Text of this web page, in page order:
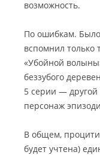
возможность.
По ошибкам.
вспомнил только
«Убойной
беззубого
5 серии — другой
персонаж
В общем,
будет учтена)